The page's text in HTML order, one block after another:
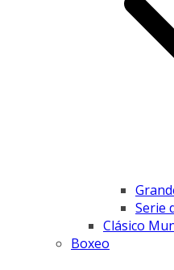
Serie
Clásico
Boxeo